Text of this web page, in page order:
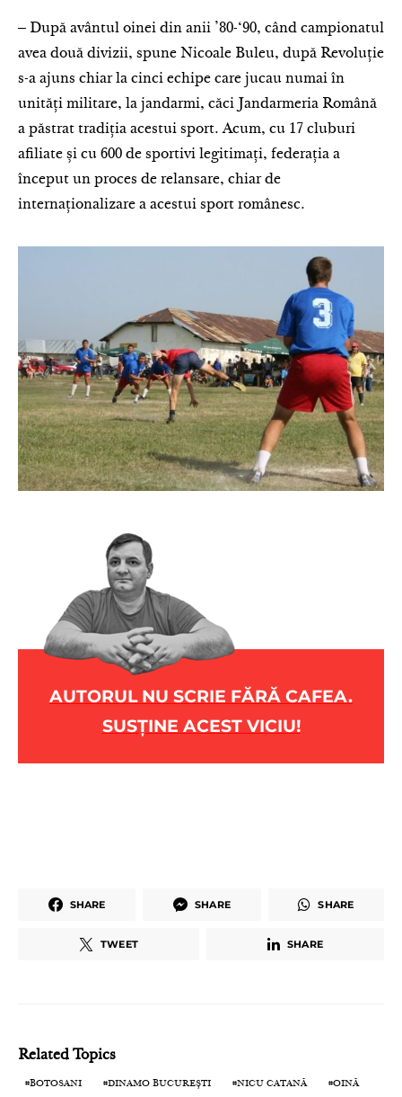
‒ După avântul oinei din anii ’80-‘90, când campionatul
avea două divizii, spune Nicoale Buleu, după Revoluție
s-a ajuns chiar la cinci echipe care jucau numai în
unități militare, la jandarmi, căci Jandarmeria Română
a păstrat tradiția acestui sport. Acum, cu 17 cluburi
afiliate și cu 600 de sportivi legitimați, federația a
început un proces de relansare, chiar de
internaționalizare a acestui sport românesc.
AUTORUL NU SCRIE FĂRĂ CAFEA.
SUSȚINE ACEST VICIU!
SHARE SHARE SHARE
TWEET SHARE
Related Topics
BOTOSANI DINAMO BUCUREȘTI NICU CATANĂ OINĂ